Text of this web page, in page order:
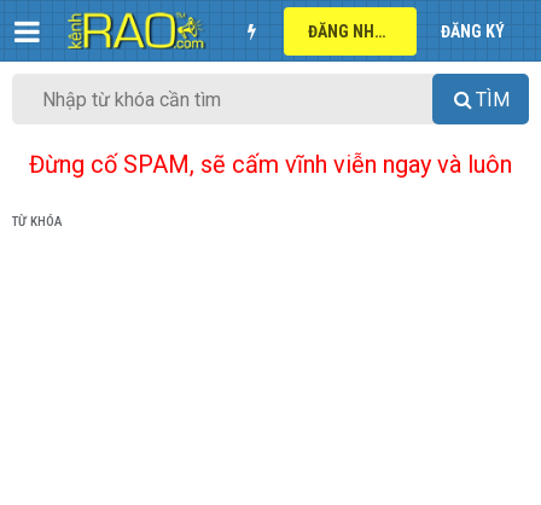
ĐĂNG NHẬP ĐĂNG KÝ
TÌM
Đừng cố SPAM, sẽ cấm vĩnh viễn ngay và luôn
TỪ KHÓA